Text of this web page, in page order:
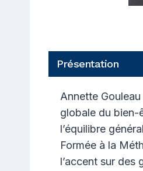
Présentation
Annette
globale du bien-
l’équilibre
Formée à la
l’accent sur des